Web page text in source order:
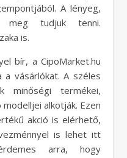
A lényeg,
meg tudjuk tenni.
is.
bír, a CipoMarket.hu
a vásárlókat. A széles
minőségi termékei,
alkotják. Ezen
akció is elérhető,
is lehet itt
arra, hogy